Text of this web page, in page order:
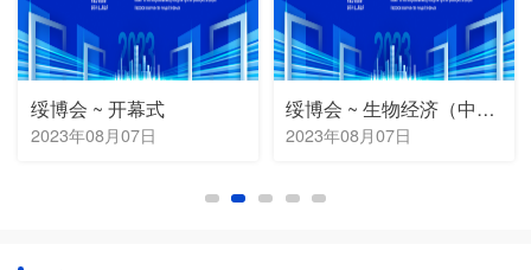
2023年08月07日
绥博会 ~ 口岸集疏运体系企业对接会
2023年08月07日